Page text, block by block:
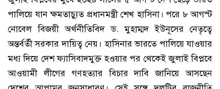
পালিয়ে যান ক্ষমতাচ্যুত প্রধানমন্ত্রী শেখ হাসিনা। পরে ৮ আগস্ট
নোবেল বিজয়ী অর্থনীতিবিদ ড. মুহাম্মদ ইউনূসের নেতৃত্বে
অন্তর্বর্তী সরকার দায়িত্ব নেয়। হাসিনার ভারতে পালিয়ে যাওয়ার
মধ্য দিয়ে দেশ ফ্যাসিবাদমুক্ত হওয়ার পর থেকেই জুলাই বিপ্লবে
আওয়ামী লীগের গণহত্যার বিচার দাবি জানিয়ে আসছেন